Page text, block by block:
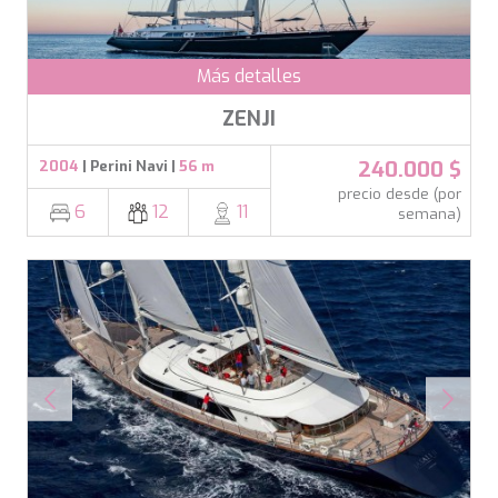
Más detalles
ZENJI
2004 | Perini Navi | 56 m
6 12 11
240.000 $
precio desde (por
semana)
SALTY
SAN LIMI
SANDS
SEA WATER II
SEA WOLF
SEEK
SELENE
SERENISSIMA III
SEVEN
SEVEN S
SEVEN SINS
SEVENTH SENSE
SHANGRA
SHAWLIFE
SHEERGOLD
SHERAKHAN